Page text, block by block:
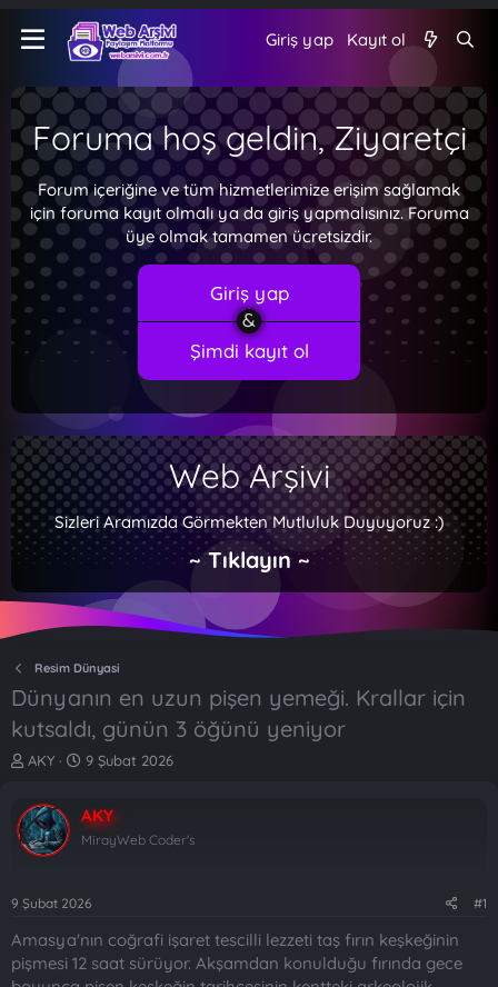
Giriş yap Kayıt ol
Foruma hoş geldin, Ziyaretçi
Forum içeriğine ve tüm hizmetlerimize erişim sağlamak
için foruma kayıt olmalı ya da giriş yapmalısınız. Foruma
üye olmak tamamen ücretsizdir.
Giriş yap
Şimdi kayıt ol
Web Arşivi
Sizleri Aramızda Görmekten Mutluluk Duyuyoruz :)
~ Tıklayın ~
Resim Dünyasi
Dünyanın en uzun pişen yemeği. Krallar için
kutsaldı, günün 3 öğünü yeniyor
K
b
u
y
b
ş
l
AKY
B
l
a
ı
t
a
9 Şubat 2026
AKY
MirayWeb Coder's
9 Şubat 2026 #1
Amasya'nın coğrafi işaret tescilli lezzeti taş fırın keşkeğinin
pişmesi 12 saat sürüyor. Akşamdan konulduğu fırında gece